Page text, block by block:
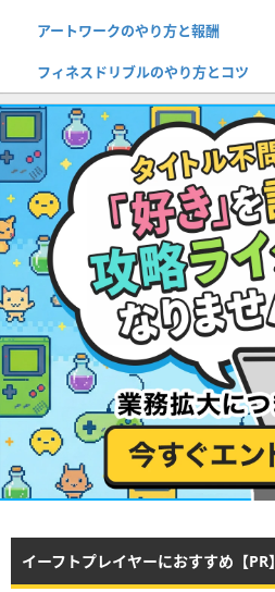
アートワークのやり方と報酬
フィネスドリブルのやり方とコツ
イーフトプレイヤーにおすすめ【PR】